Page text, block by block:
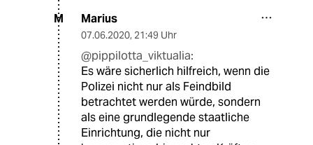
M Marius
07.06.2020, 21:49 Uhr
@pippilotta_viktualia:
Es wäre sicherlich hilfreich, wenn die
Polizei nicht nur als Feindbild
betrachtet werden würde, sondern
als eine grundlegende staatliche
Einrichtung, die nicht nur